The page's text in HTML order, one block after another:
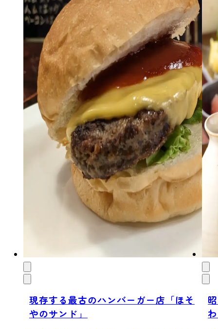
現存する最古のハンバーガー店「ほそ
やのサンド」